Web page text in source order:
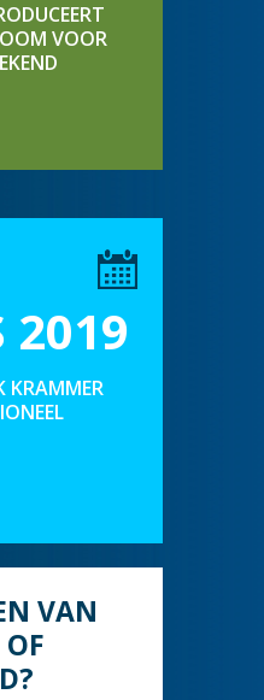
VOOR
2019
KRAMMER
VAN